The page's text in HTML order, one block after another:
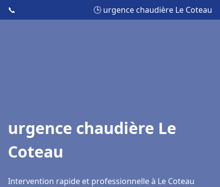
📞 🕒 urgence chaudière Le Coteau
urgence chaudière Le
Coteau
Intervention rapide et professionnelle à Le Coteau